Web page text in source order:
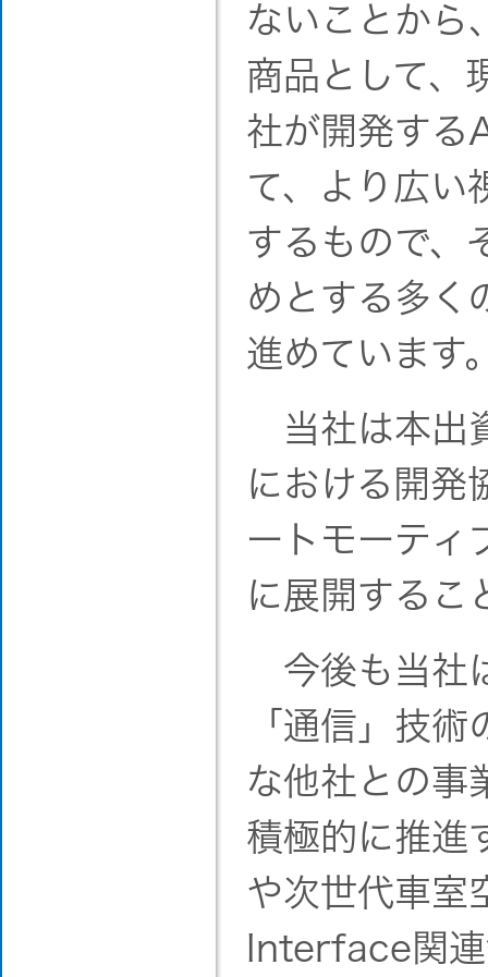
ないことから
商品として、
社が開発する
て、より広い
するもので、
めとする多く
進めています
当社は本出
における開発
ートモーティ
に展開するこ
今後も当社
「通信」技
な他社との事
積極的に推進
や次世代車
Interface関連